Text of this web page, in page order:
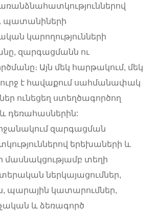
պատանիների
կարողությունների
զարգացմանն ու
Այն մեկ հարթակում, մեկ
է հավաքում սահմանափակ
ունեցեղ ստեղծագործող
դեռահասներին:
զարգացման
երեխաների և
մասնակցությամբ տեղի
ներկայացումներ,
պարային կատարումներ,
և ձեռագործ